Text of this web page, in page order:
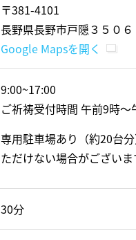
〒381-4101
長野県長野市戸隠３５０６
Google Mapsを開く
9:00~17:00
ご祈祷受付時間 午前9時
専用駐車場あり（約20台
ただけない場合がございま
30分